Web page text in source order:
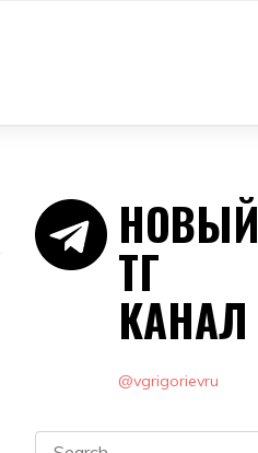
НОВЫЙ
ТГ
КАНАЛ
@vgrigorievru